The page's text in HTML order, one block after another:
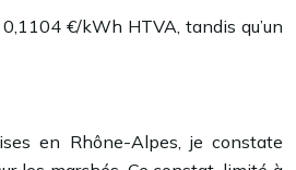
€/kWh HTVA, tandis qu’un
en Rhône-Alpes, je constate